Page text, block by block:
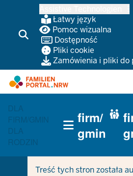
głównej
Łatwy język
Pomoc wizualna
Dostępność
Pliki cookie
Zamówienia i pliki do
DLA
FIRM/GMIN
DLA
RODZIN
HAUPTNAVIGATION
(TRÄGERBEREICH)
firm/
gmin
Treść tych stron została